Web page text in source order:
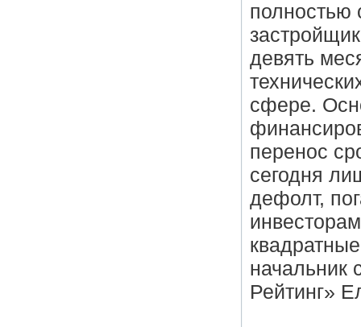
полностью
девять
сфере.
перенос
сегодня
дефолт,
начальник
Рейтинг»